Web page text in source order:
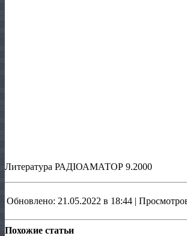
Литература РАДІОАМАТОР 9.2000
Обновлено: 21.05.2022 в 18:44 |
Похожие статьи